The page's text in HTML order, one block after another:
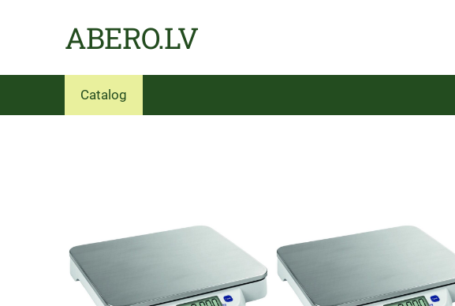
ABERO.LV
Catalog